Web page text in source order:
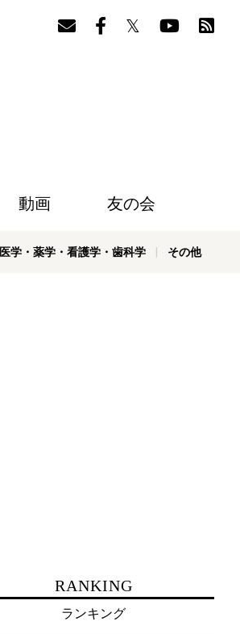
動画 友の会
医学・薬学・看護学・歯科学 その他
RANKING
ランキング